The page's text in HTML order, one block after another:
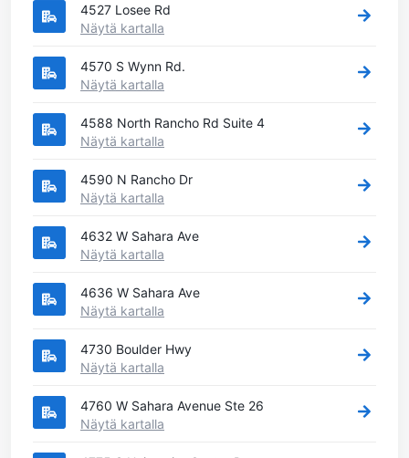
4527 Losee Rd
Näytä kartalla
4570 S Wynn Rd.
Näytä kartalla
4588 North Rancho Rd Suite 4
Näytä kartalla
4590 N Rancho Dr
Näytä kartalla
4632 W Sahara Ave
Näytä kartalla
4636 W Sahara Ave
Näytä kartalla
4730 Boulder Hwy
Näytä kartalla
4760 W Sahara Avenue Ste 26
Näytä kartalla